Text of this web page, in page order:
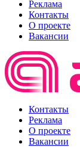
Реклама
Контакты
О проекте
Вакансии
Контакты
Реклама
О проекте
Вакансии